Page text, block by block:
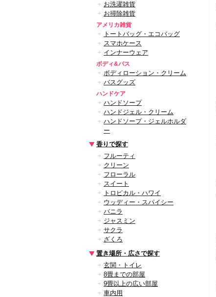
お洗濯雑貨
お掃除雑貨
アメリカ雑貨
トートバッグ・エコバッグ
スマホケース
インナーウェア
ボディ&バス
ボディローション・クリーム
バスグッズ
ハンドケア
ハンドソープ
ハンドジェル・クリーム
ハンドソープ・ジェルホルダ
ー
香りで探す
フルーティ
クリーン
フローラル
スイート
トロピカル・ハワイ
ウッディー・スパイシー
バニラ
ジャスミン
サクラ
ざくろ
置き場所・広さで探す
玄関・トイレ
8畳までの部屋
9畳以上の広い部屋
車内用